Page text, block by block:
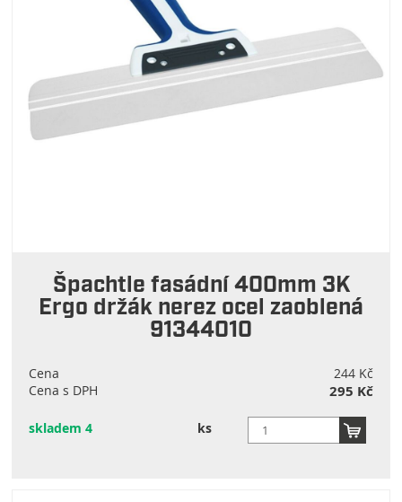
Špachtle fasádní 400mm 3K
Ergo držák nerez ocel zaoblená
91344010
Cena
244 Kč
Cena s DPH
295 Kč
skladem 4 ks